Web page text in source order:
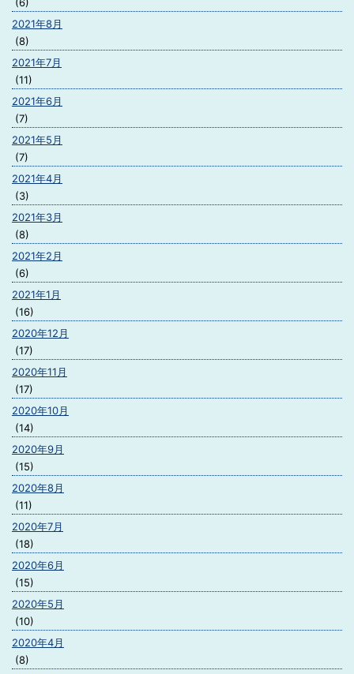
2021年8月
(8)
2021年7月
(11)
2021年6月
(7)
2021年5月
(7)
2021年4月
(3)
2021年3月
(8)
2021年2月
(6)
2021年1月
(16)
2020年12月
(17)
2020年11月
(17)
2020年10月
(14)
2020年9月
(15)
2020年8月
(11)
2020年7月
(18)
2020年6月
(15)
2020年5月
(10)
2020年4月
(8)